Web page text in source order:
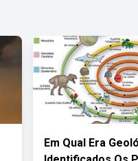
Em Qual Era